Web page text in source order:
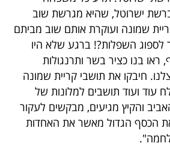
ישרוטל, שהיא מגרשת שוב
שמונה ועוקרת אותם שוב מביתם
לספוג השפלות?! ברגע שלא היו
ראו בנו כציר בשר ותרנגולות
חיבקו את תושבי קריית שמונה
עוד ועוד תושבים למלונות של
והקיץ מגיעים, מבקשים לעקור
את הכסף הגדול מאשר את האחדות